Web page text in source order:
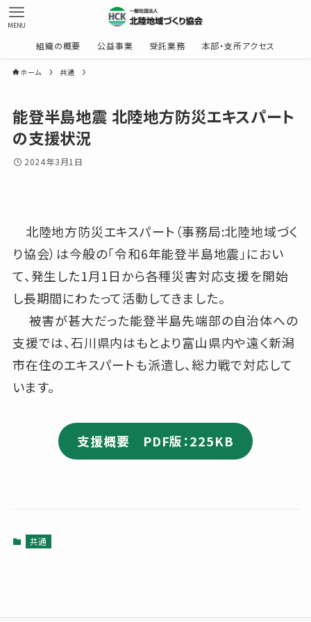
MENU
組織の概要 公益事業 受託業務 本部・支所アクセス
ホーム 共通
能登半島地震 北陸地方防災エキスパート
の支援状況
2024年3月1日
北陸地方防災エキスパート（事務局:北陸地域づく
り協会）は今般の「令和6年能登半島地震」におい
て、発生した1月1日から各種災害対応支援を開始
し長期間にわたって活動してきました。
被害が甚大だった能登半島先端部の自治体への
支援では、石川県内はもとより富山県内や遠く新潟
市在住のエキスパートも派遣し、総力戦で対応して
います。
支援概要 PDF版：225KB
共通